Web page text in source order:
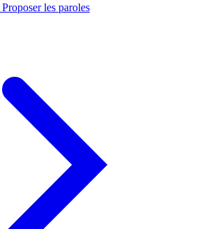
les paroles